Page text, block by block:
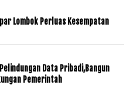
Lombok Perluas Kesempatan
Data Pribadi,Bangun
Pemerintah